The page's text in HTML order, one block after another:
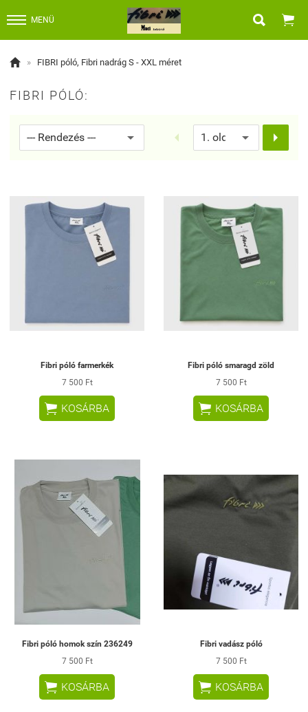
MENÜ  
 » FIBRI póló, Fibri nadrág S - XXL méret
FIBRI PÓLÓ:
 
Fibri póló farmerkék
7 500 Ft
 KOSÁRBA
Fibri póló smaragd zöld
7 500 Ft
 KOSÁRBA
Fibri póló homok szín 236249
7 500 Ft
 KOSÁRBA
Fibri vadász póló
7 500 Ft
 KOSÁRBA